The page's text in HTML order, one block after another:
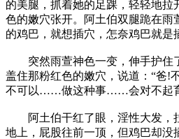
的美腿，抓着她的足踝，轻轻地拉
色的嫩穴张开。阿土伯双腿跪在雨
的鸡巴，就想插穴，怎奈鸡巴就是
突然雨萱神色一变，伸手护住
盖住那粉红色的嫩穴，说道：“
不可以……做这种事……会对不起
阿土伯干红了眼，淫性大发，
地上，屁股往前一顶，但鸡巴却没